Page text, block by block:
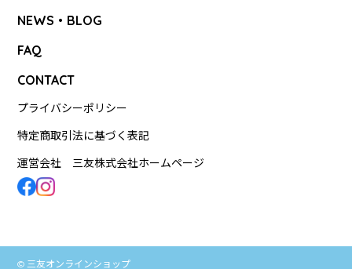
NEWS・BLOG
FAQ
CONTACT
プライバシーポリシー
特定商取引法に基づく表記
運営会社 三友株式会社ホームページ
© 三友オンラインショップ